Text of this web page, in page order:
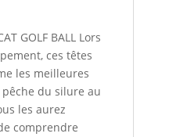
GOLF BALL Lors
ces têtes
les meilleures
du silure au
les aurez
comprendre